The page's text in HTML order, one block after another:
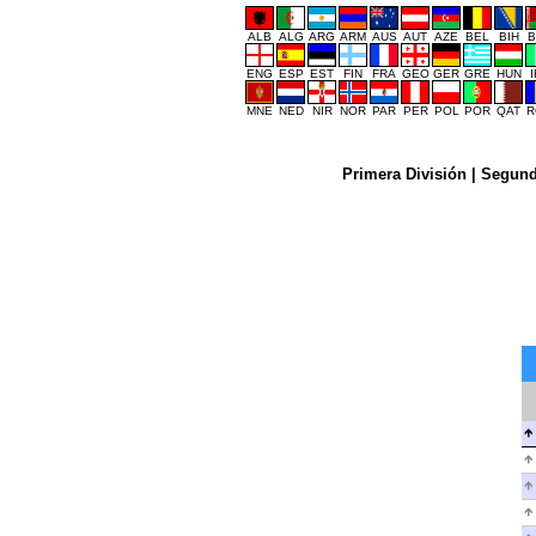
ALB ALG ARG ARM AUS AUT AZE BEL BIH
ENG ESP EST FIN FRA GEO GER GRE HUN
MNE NED NIR NOR PAR PER POL POR QAT
Primera División